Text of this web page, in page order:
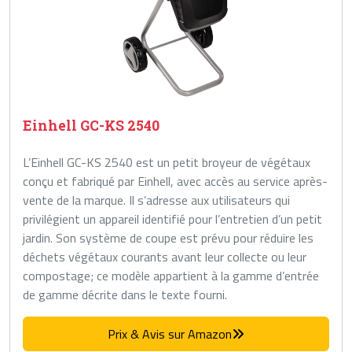
Einhell GC-KS 2540
L’Einhell GC-KS 2540 est un petit broyeur de végétaux
conçu et fabriqué par Einhell, avec accès au service après-
vente de la marque. Il s’adresse aux utilisateurs qui
privilégient un appareil identifié pour l’entretien d’un petit
jardin. Son système de coupe est prévu pour réduire les
déchets végétaux courants avant leur collecte ou leur
compostage; ce modèle appartient à la gamme d’entrée
de gamme décrite dans le texte fourni.
Prix & Avis sur Amazon